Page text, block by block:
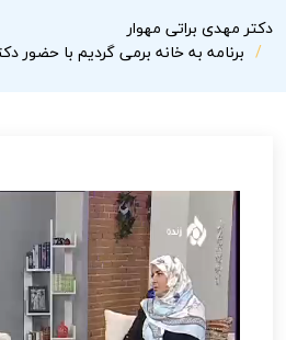
دکتر مهدی براتی مهوار
برنامه به خانه برمی گردیم با حضور